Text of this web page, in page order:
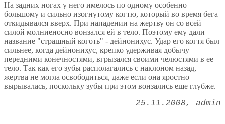
На задних ногах у него имелось по одному особенно
большому и сильно изогнутому когтю, который во время бега
откидывался вверх. При нападении на жертву он со всей
силой молниеносно вонзался ей в тело. Поэтому ему дали
название "страшный коготь" - дейнонихус. Удар его когтя был
сильнее, когда дейнонихус, крепко удерживая добычу
передними конечностями, вгрызался своими челюстями в ее
тело. Так как его зубы располагались с наклоном назад,
жертва не могла освободиться, даже если она яростно
вырывалась, поскольку зубы при этом вонзались еще глубже.
25.11.2008 admin